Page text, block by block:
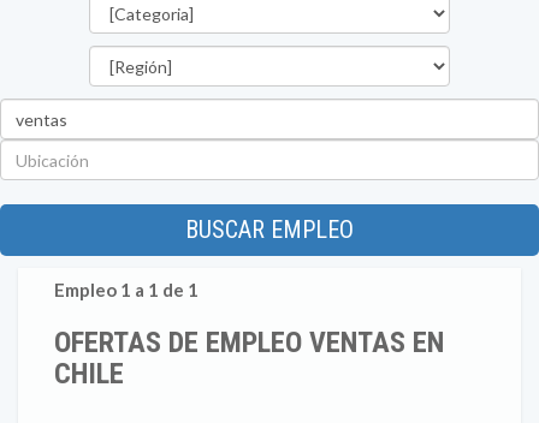
BUSCAR EMPLEO
Empleo 1 a 1 de 1
OFERTAS DE EMPLEO VENTAS EN
CHILE